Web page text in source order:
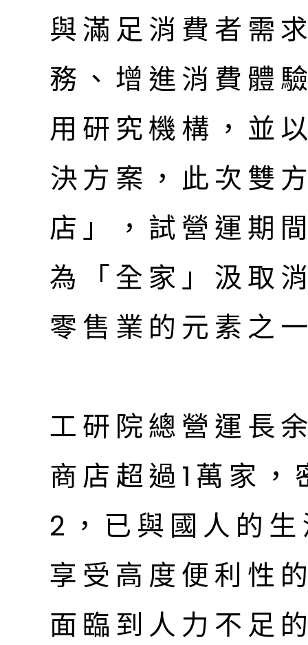
與滿足消費者需
務、增進消費體
用研究機構，並
決方案，此次雙
店」，試營運期
為「全家」汲取
零售業的元素之
工研院總營運長
商店超過1萬家
2，已與國人的
享受高度便利性
面臨到人力不足